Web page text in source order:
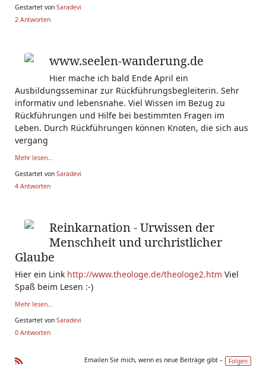
Gestartet von Saradevi
2 Antworten
www.seelen-wanderung.de
Hier mache ich bald Ende April ein
Ausbildungsseminar zur Rückführungsbegleiterin. Sehr
informativ und lebensnahe. Viel Wissen im Bezug zu
Rückführungen und Hilfe bei bestimmten Fragen im
Leben. Durch Rückführungen können Knoten, die sich aus
vergang
Mehr lesen...
Gestartet von Saradevi
4 Antworten
Reinkarnation - Urwissen der
Menschheit und urchristlicher
Glaube
Hier ein Link http://www.theologe.de/theologe2.htm Viel
Spaß beim Lesen :-)
Mehr lesen...
Gestartet von Saradevi
0 Antworten
Emailen Sie mich, wenn es neue Beiträge gibt – Folgen